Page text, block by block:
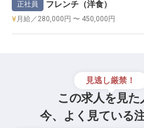
正社員 フレンチ（洋食）
月給／280,000円 〜 450,000円
見逃し厳禁！
この求人を見た
今、よく見ている